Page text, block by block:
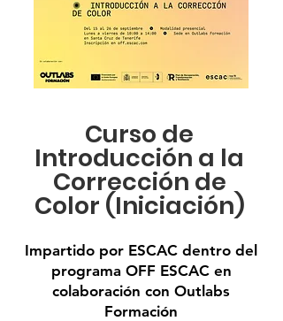
Curso de
Introducción a la
Corrección de
Color (Iniciación)
Impartido por ESCAC dentro del
programa OFF ESCAC en
colaboración con Outlabs
Formación